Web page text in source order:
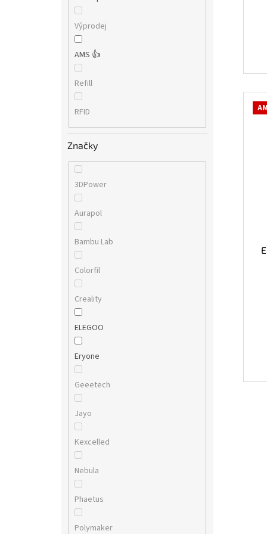
Výprodej
AMS 👍
Refill
RFID
Značky
3DPower
Aurapol
Bambu Lab
Colorfil
Creality
ELEGOO
Eryone
Geeetech
Jayo
Kexcelled
Nebula
Phaetus
Polymaker